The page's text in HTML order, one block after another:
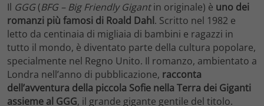
Il GGG(BFG – Big Friendly Gigantin originale) è uno dei
romanzi più famosi di Roald Dahl. Scritto nel 1982 e
letto da centinaia di migliaia di bambini e ragazzi in
tutto il mondo, è diventato parte della cultura popolare,
specialmente nel Regno Unito. Il romanzo, ambientato a
Londra nell’anno di pubblicazione, racconta
dell’avventura della piccola Sofie nella Terra dei Giganti
assieme al GGG, il grande gigante gentile del titolo.